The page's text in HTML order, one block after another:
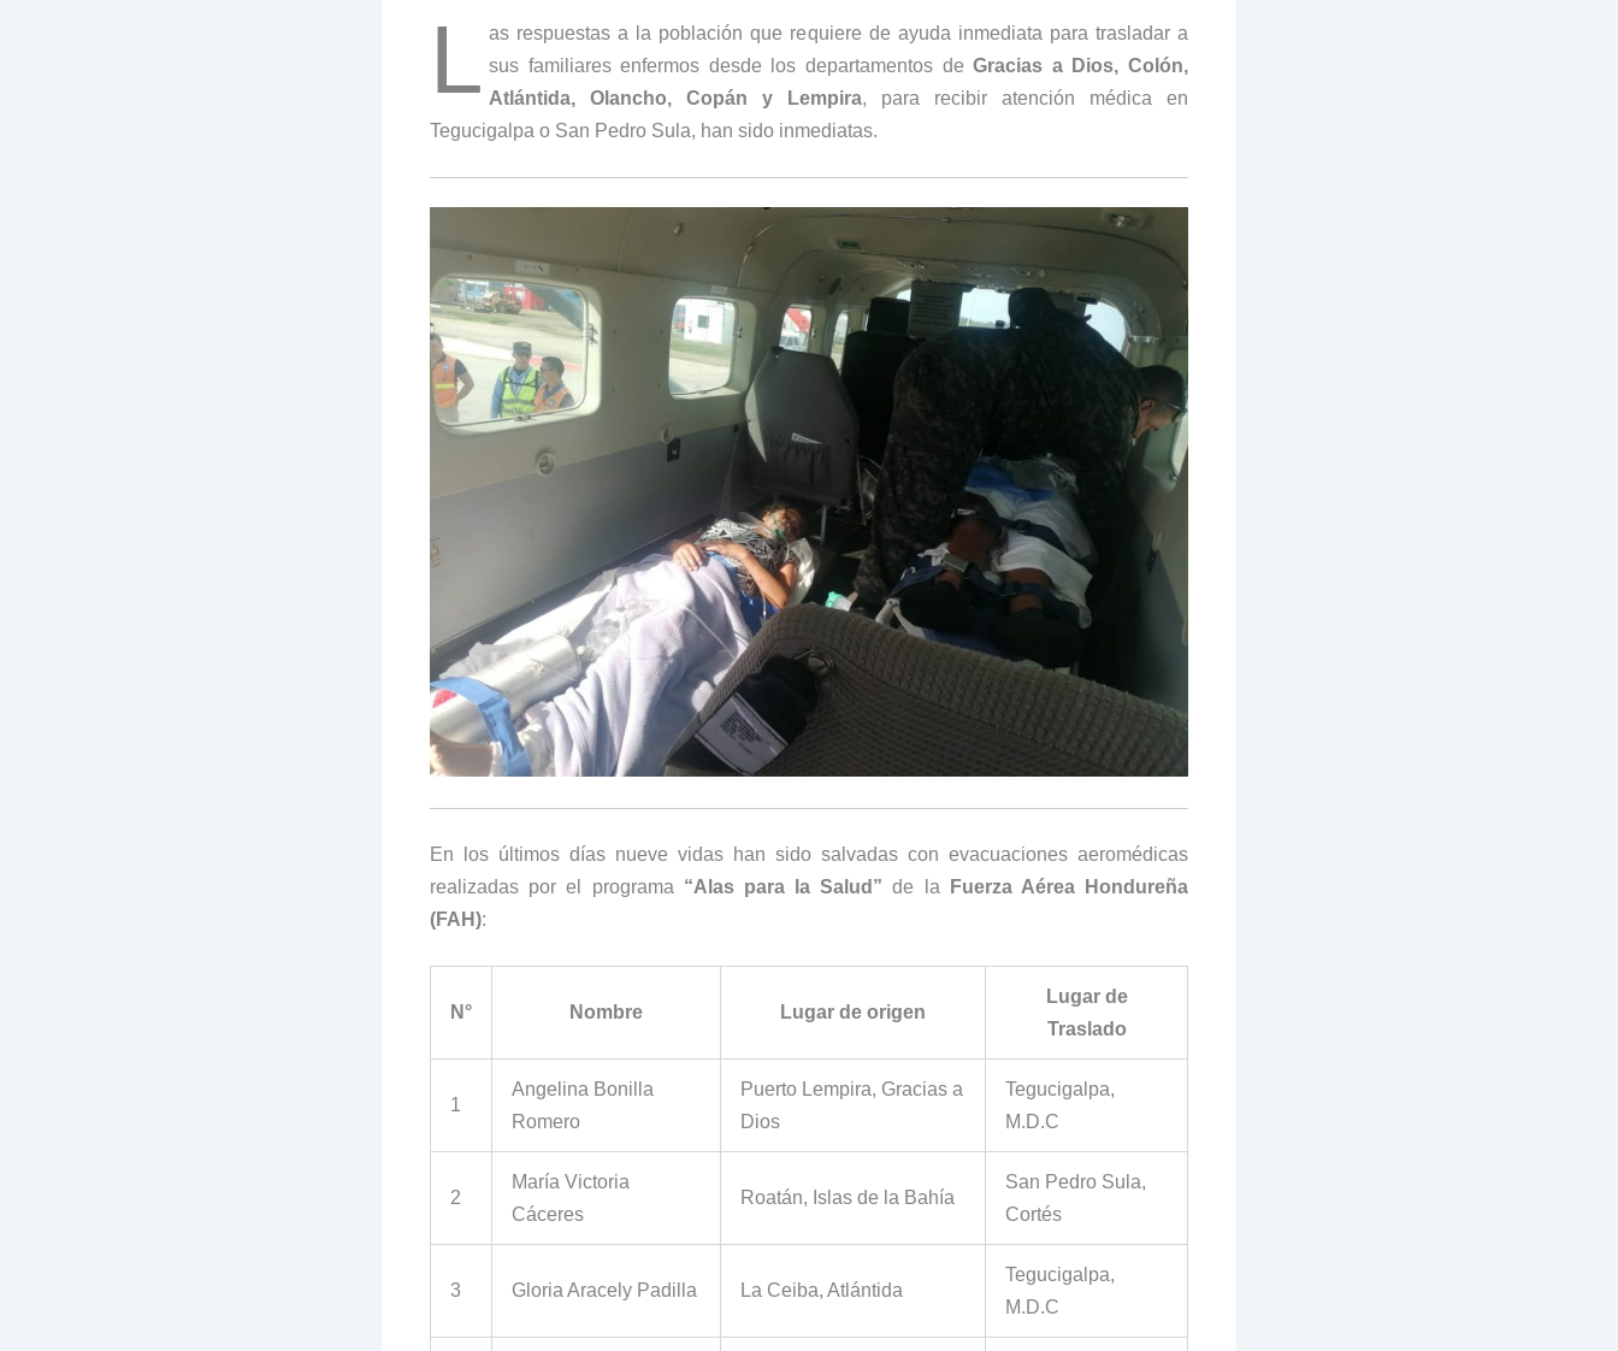
L as respuestas a la población que requiere de ayuda inmediata para trasladar a
sus familiares enfermos desde los departamentos deGracias a Dios, Colón,
Atlántida, Olancho, Copán y Lempira, para recibir atención médica en
Tegucigalpa o San Pedro Sula, han sido inmediatas.
En los últimos días nueve vidas han sido salvadas con evacuaciones aeromédicas
realizadas por el programa “Alas para la Salud” de la
Fuerza Aérea Hondureña
(FAH):
N° Nombre Lugar de origen
Lugar de
Traslado
1
Angelina Bonilla
Romero
Puerto Lempira, Gracias a
Dios
Tegucigalpa,
M.D.C
2
María Victoria
Cáceres
Roatán, Islas de la Bahía
San Pedro Sula,
Cortés
3 Gloria Aracely Padilla La Ceiba, Atlántida
Tegucigalpa,
M.D.C